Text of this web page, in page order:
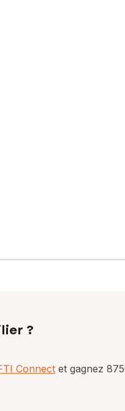
dès maintenant. Votre
disponibles sur le site
E-mail :
?
Connect et gagnez